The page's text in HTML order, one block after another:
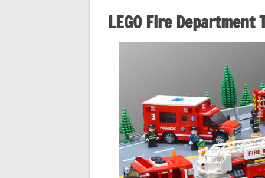
LEGO Fire Department